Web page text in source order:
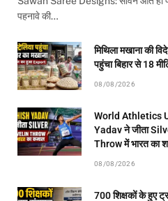
पहनावे की…
मिथिला मखाना की
पहुंचा बिहार से 18
08/08/2026
World Athletics
Yadav ने जीता
Throw में भारत का
08/08/2026
700 शिक्षकों के हुए